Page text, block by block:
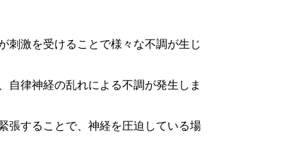
激を受けることで様々な不調が生じ
律神経の乱れによる不調が発生しま
張することで、神経を圧迫している場